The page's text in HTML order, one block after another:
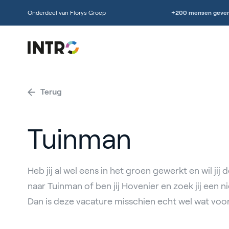
Onderdeel van Florys Groep +200 mensen
Terug
Tuinman
Heb jij al wel eens in het groen gewerkt en wil jij
naar Tuinman of ben jij Hovenier en zoek jij een
Dan is deze vacature misschien echt wel wat